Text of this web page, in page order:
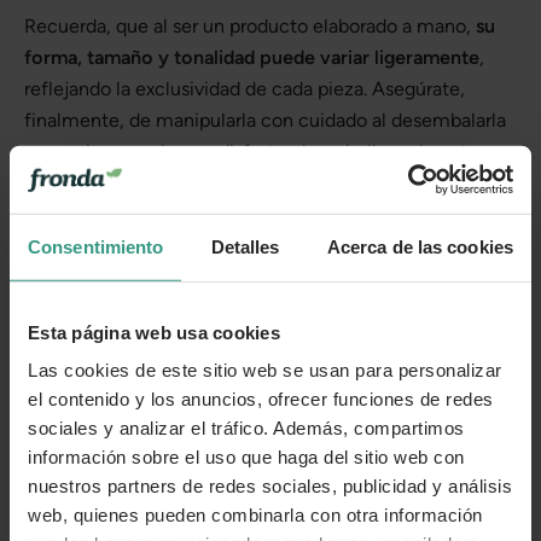
Consentimiento Detalles Acerca de las cookies
Esta página web usa cookies
Las cookies de este sitio web se usan para personalizar
el contenido y los anuncios, ofrecer funciones de redes
sociales y analizar el tráfico. Además, compartimos
información sobre el uso que haga del sitio web con
nuestros partners de redes sociales, publicidad y análisis
web, quienes pueden combinarla con otra información
Recuerda, que al ser un producto elaborado a mano, su
forma, tamaño y tonalidad puede variar ligeramente,
reflejando la exclusividad de cada pieza. Asegúrate,
finalmente, de manipularla con cuidado al desembalarla
para evitar rayaduras y disfrutar de su belleza durante
años.
Más información
Categorías
Número de artículo: 11250747